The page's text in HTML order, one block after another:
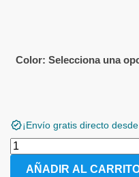
Color: Selecciona una
¡Envío gratis directo
AÑADIR AL